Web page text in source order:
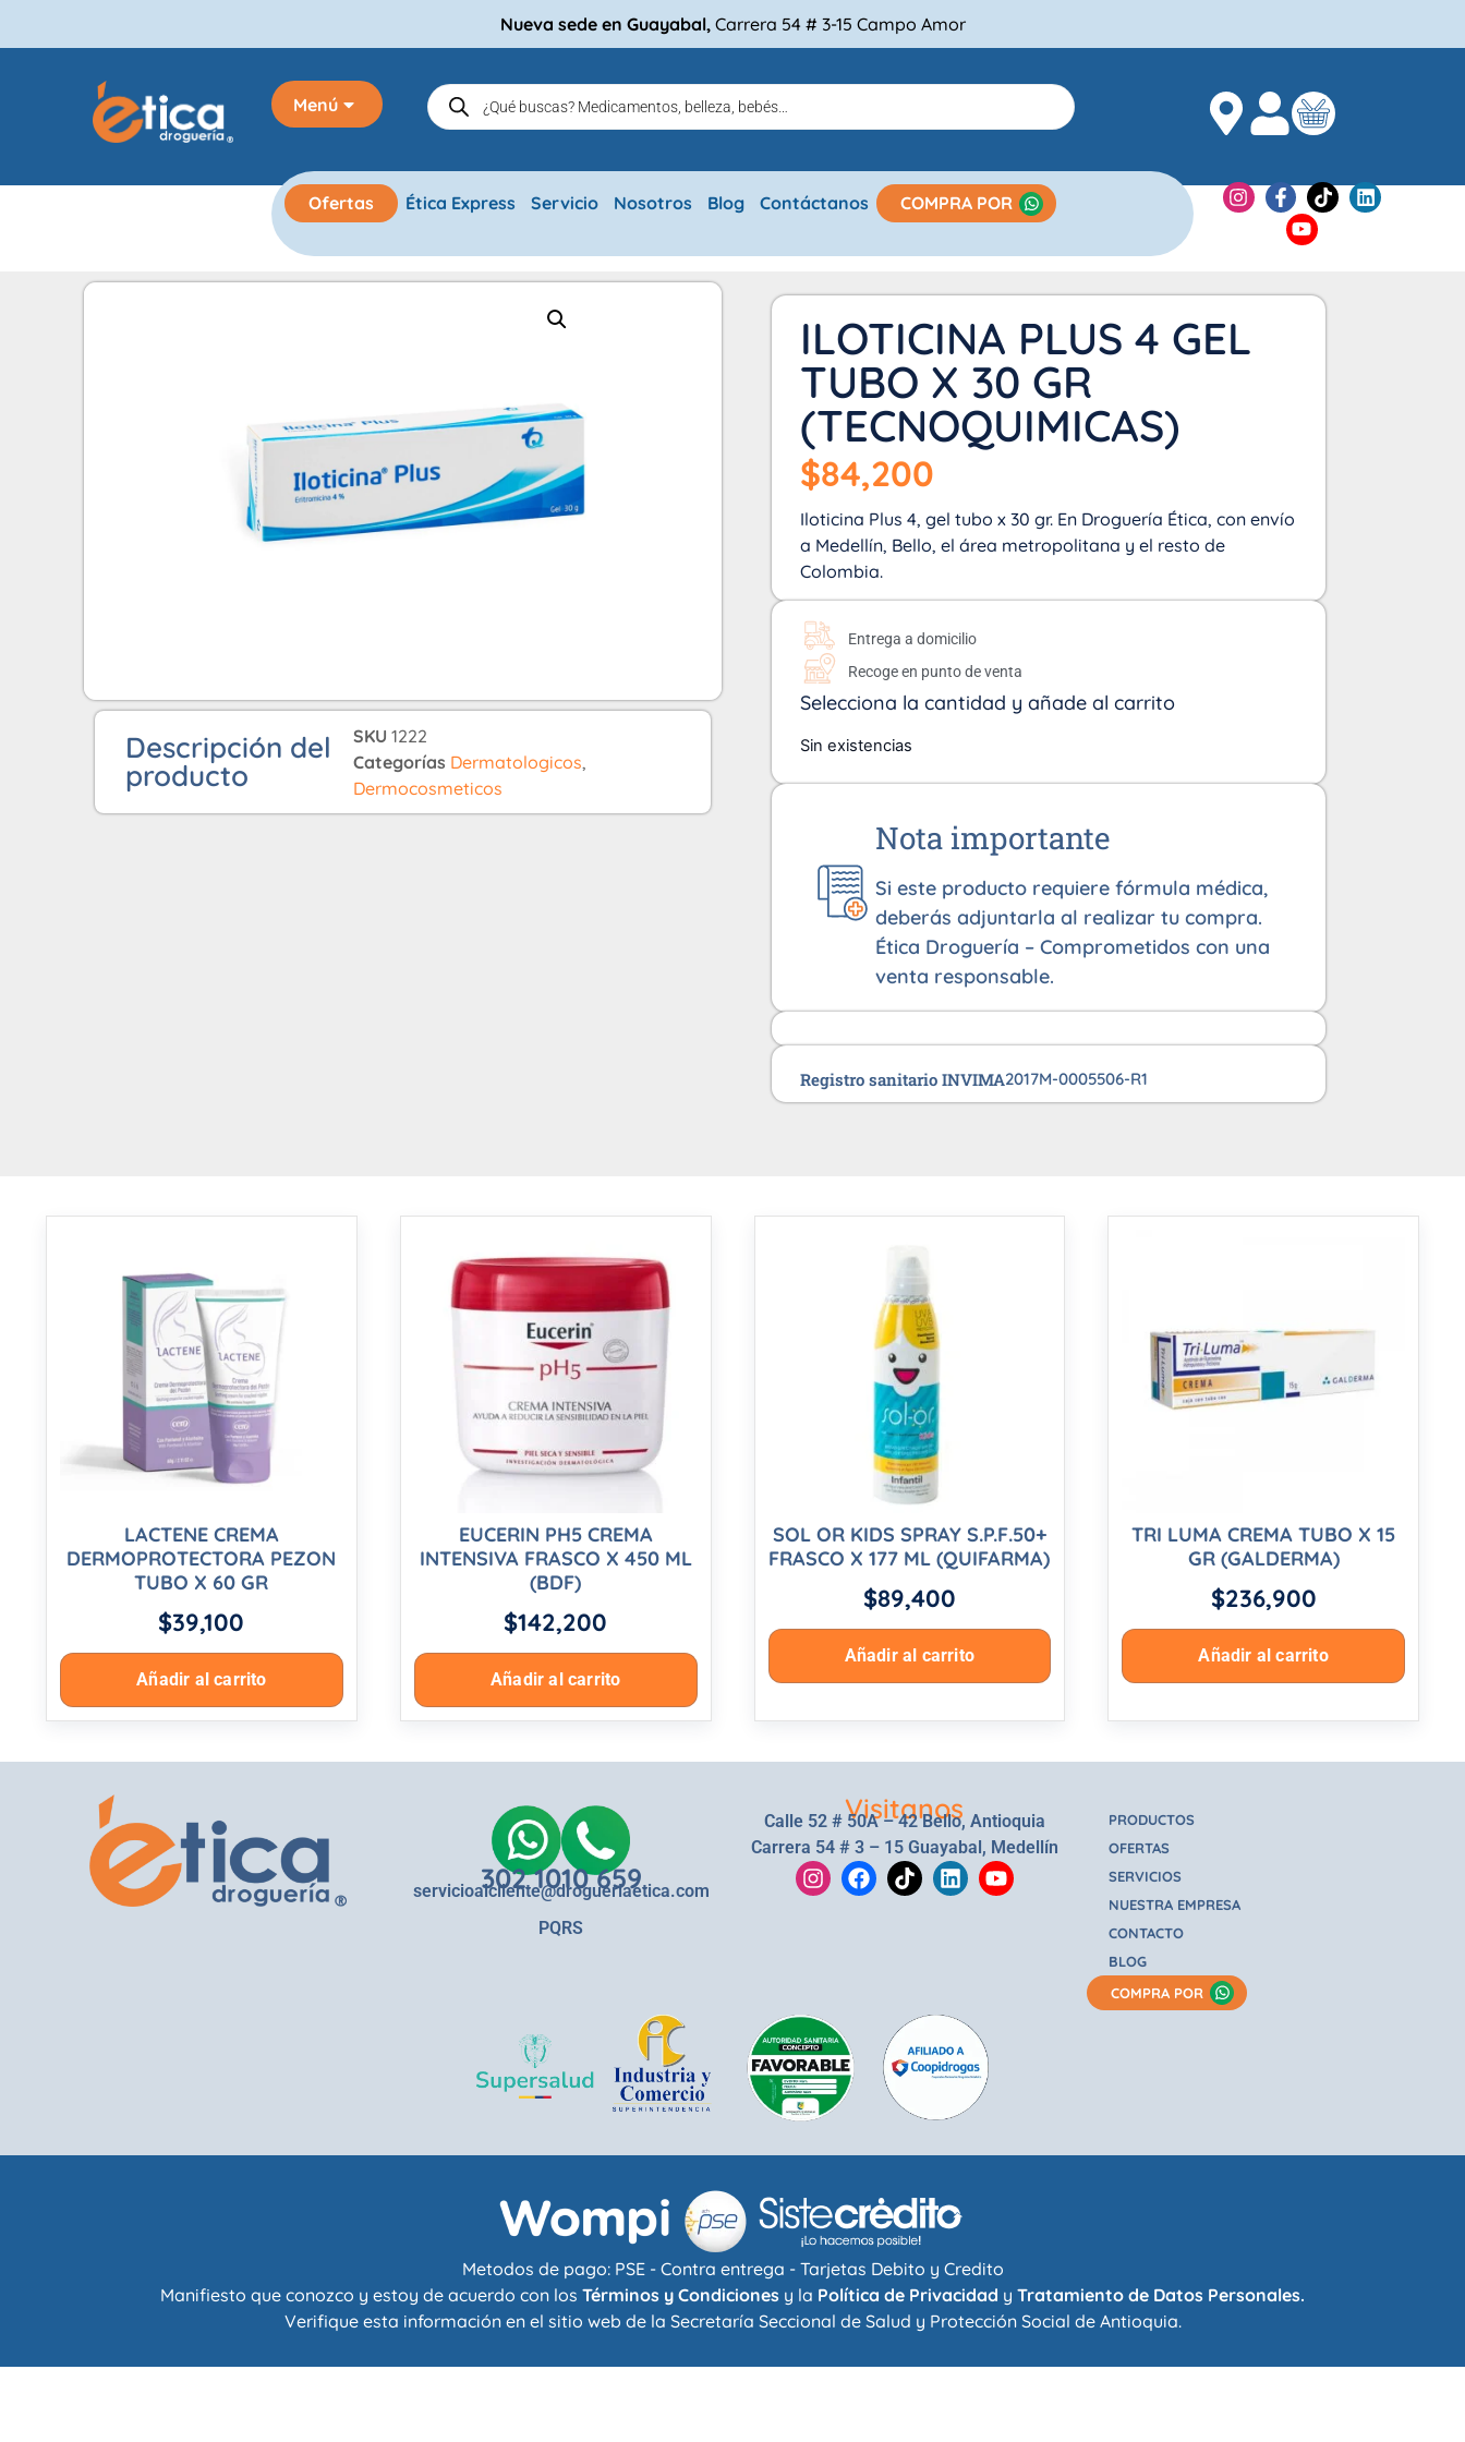
Nueva sede en Guayabal, Carrera 54 # 3-15 Campo Amor
Menú
Ofertas Ética Express Servicio Nosotros Blog Contáctanos COMPRA POR
Descripción del
producto
SKU1222
Categorías Dermatologicos,
Dermocosmeticos
ILOTICINA PLUS 4 GEL
TUBO X 30 GR
(TECNOQUIMICAS)
$84,200
Iloticina Plus 4, gel tubo x 30 gr. En Droguería Ética, con envío
a Medellín, Bello, el área metropolitana y el resto de
Colombia.
Entrega a domicilio
Recoge en punto de venta
Selecciona la cantidad y añade al carrito
Sin existencias
Nota importante
Si este producto requiere fórmula médica,
deberás adjuntarla al realizar tu compra.
Ética Droguería – Comprometidos con una
venta responsable.
Registro sanitario INVIMA2017M-0005506-R1
LACTENE CREMA
DERMOPROTECTORA PEZON
TUBO X 60 GR
$39,100
Añadir al carrito
EUCERIN PH5 CREMA
INTENSIVA FRASCO X 450 ML
(BDF)
$142,200
Añadir al carrito
SOL OR KIDS SPRAY S.P.F.50+
FRASCO X 177 ML (QUIFARMA)
$89,400
Añadir al carrito
TRI LUMA CREMA TUBO X 15
GR (GALDERMA)
$236,900
Añadir al carrito
302 1010 659
servicioalcliente@drogueriaetica.com
PQRS
Visitanos
Calle 52 # 50A – 42 Bello, Antioquia
Carrera 54 # 3 – 15 Guayabal, Medellín
PRODUCTOS
OFERTAS
SERVICIOS
NUESTRA EMPRESA
CONTACTO
BLOG
COMPRA POR
Metodos de pago: PSE - Contra entrega - Tarjetas Debito y Credito
Manifiesto que conozco y estoy de acuerdo con los Términos y Condiciones y la Política de Privacidad y Tratamiento de Datos Personales.
Verifique esta información en el sitio web de la Secretaría Seccional de Salud y Protección Social de Antioquia.